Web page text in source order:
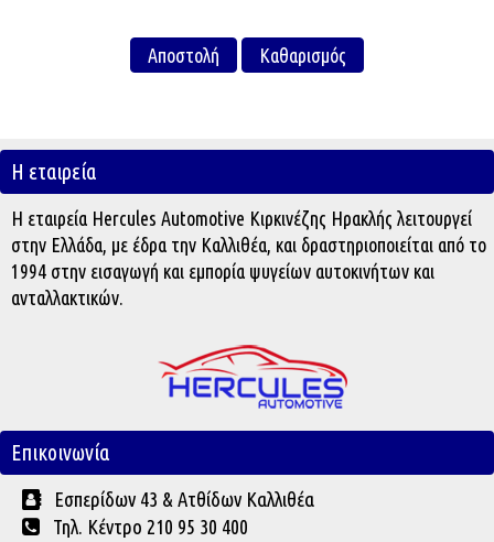
Η εταιρεία
Η εταιρεία Hercules Automotive Κιρκινέζης Ηρακλής λειτουργεί
στην Ελλάδα, με έδρα την Καλλιθέα, και δραστηριοποιείται από το
1994 στην εισαγωγή και εμπορία ψυγείων αυτοκινήτων και
ανταλλακτικών.
Επικοινωνία
Εσπερίδων 43 & Ατθίδων Καλλιθέα
Τηλ. Κέντρο 210 95 30 400